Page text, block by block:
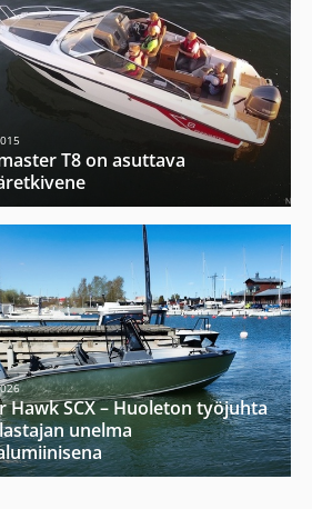
T8 on asuttava
Hawk SCX – Huoleton työjuhta
unelma